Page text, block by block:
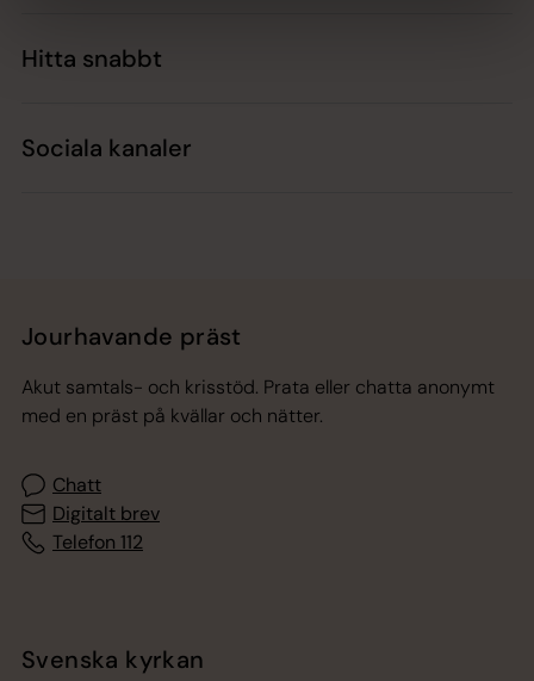
Hitta snabbt
Sociala kanaler
Jourhavande präst
Akut samtals- och krisstöd. Prata eller chatta anonymt
med en präst på kvällar och nätter.
Chatt
Digitalt brev
Telefon 112
Svenska kyrkan